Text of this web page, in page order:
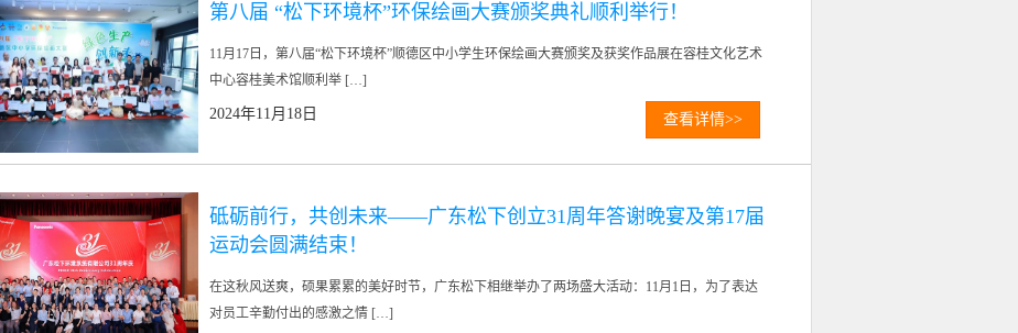
第八届 “松下环境杯”环保绘画大赛颁奖典礼顺利举行！
11月17日，第八届“松下环境杯”顺德区中小学生环保绘画大赛颁奖及获奖作品展在容桂文化艺术
中心容桂美术馆顺利举 […]
2024年11月18日 查看详情>>
砥砺前行，共创未来——广东松下创立31周年答谢晚宴及第17届
运动会圆满结束！
在这秋风送爽，硕果累累的美好时节，广东松下相继举办了两场盛大活动：11月1日，为了表达
对员工辛勤付出的感激之情 […]